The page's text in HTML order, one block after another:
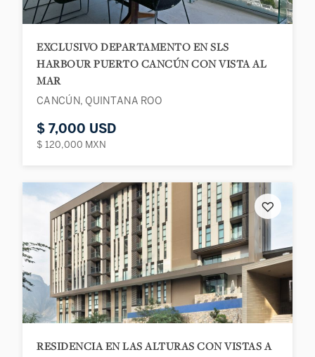
EXCLUSIVO DEPARTAMENTO EN SLS
HARBOUR PUERTO CANCÚN CON VISTA AL
MAR
CANCÚN, QUINTANA ROO
$ 7,000 USD
$ 120,000 MXN
♡
RESIDENCIA EN LAS ALTURAS CON VISTAS A